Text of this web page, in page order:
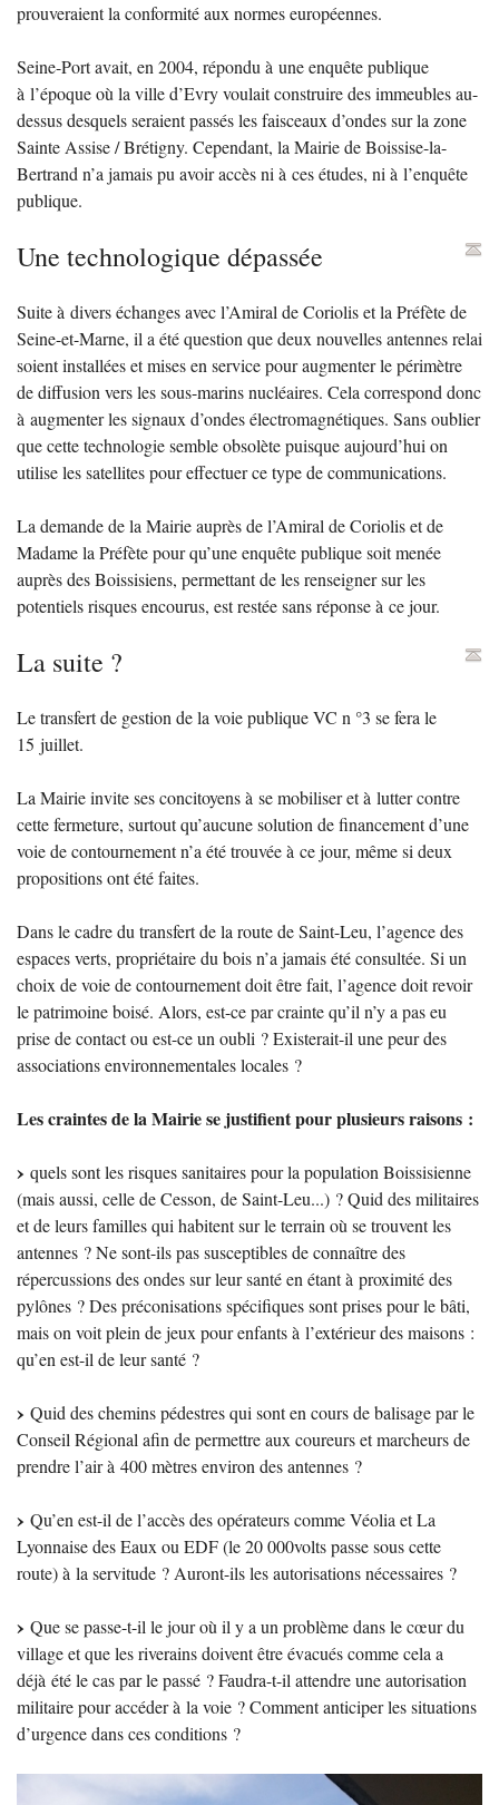
prouveraient la conformité aux normes européennes.
Seine-Port avait, en 2004, répondu à une enquête publique
à l’époque où la ville d’Evry voulait construire des immeubles au-
dessus desquels seraient passés les faisceaux d’ondes sur la zone
Sainte Assise / Brétigny. Cependant, la Mairie de Boissise-la-
Bertrand n’a jamais pu avoir accès ni à ces études, ni à l’enquête
publique.
Une technologique dépassée
Suite à divers échanges avec l’Amiral de Coriolis et la Préfète de
Seine-et-Marne, il a été question que deux nouvelles antennes relai
soient installées et mises en service pour augmenter le périmètre
de diffusion vers les sous-marins nucléaires. Cela correspond donc
à augmenter les signaux d’ondes électromagnétiques. Sans oublier
que cette technologie semble obsolète puisque aujourd’hui on
utilise les satellites pour effectuer ce type de communications.
La demande de la Mairie auprès de l’Amiral de Coriolis et de
Madame la Préfète pour qu’une enquête publique soit menée
auprès des Boissisiens, permettant de les renseigner sur les
potentiels risques encourus, est restée sans réponse à ce jour.
La suite ?
Le transfert de gestion de la voie publiqueVC n °3 se fera le
15 juillet.
La Mairie invite ses concitoyens à se mobiliser et à lutter contre
cette fermeture, surtout qu’aucune solution de financement d’une
voie de contournement n’a été trouvée à ce jour, même si deux
propositions ont été faites.
Dans le cadre du transfert de la route de Saint-Leu, l’agence des
espaces verts, propriétaire du bois n’a jamais été consultée. Si un
choix de voie de contournement doit être fait, l’agence doit revoir
le patrimoine boisé. Alors, est-ce par crainte qu’il n’y a pas eu
prise de contact ou est-ce un oubli ? Existerait-il une peur des
associations environnementales locales ?
Les craintes de la Mairie se justifient pour plusieurs raisons :
quels sont les risques sanitaires pour la population Boissisienne
(mais aussi, celle de Cesson, de Saint-Leu...) ? Quid des militaires
et de leurs familles qui habitent sur le terrain où se trouvent les
antennes ? Ne sont-ils pas susceptibles de connaître des
répercussions des ondes sur leur santé en étant à proximité des
pylônes ? Des préconisations spécifiques sont prises pour le bâti,
mais on voit plein de jeux pour enfants à l’extérieur des maisons :
qu’en est-il de leur santé ?
Quid des chemins pédestres qui sont en cours de balisage par le
Conseil Régional afin de permettre aux coureurs et marcheurs de
prendre l’air à 400 mètres environ des antennes ?
Qu’en est-il de l’accès des opérateurs comme Véolia et La
Lyonnaise des Eaux ou EDF(le 20 000volts passe sous cette
route) à la servitude ? Auront-ils les autorisations nécessaires ?
Que se passe-t-il le jour où il y a un problème dans le cœur du
village et que les riverains doivent être évacués comme cela a
déjà été le cas par le passé ? Faudra-t-il attendre une autorisation
militaire pour accéder à la voie ? Comment anticiper les situations
d’urgence dans ces conditions ?